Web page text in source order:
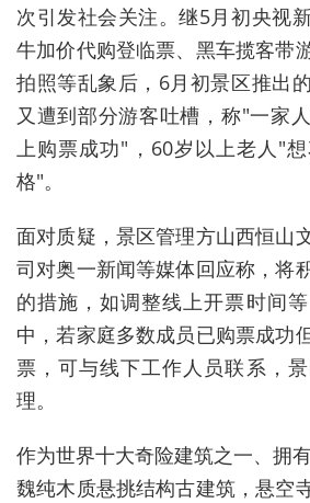
次引发社会关注。继5月初央视
牛加价代购登临票、黑车揽客带
拍照等乱象后，6月初景区推出
又遭到部分游客吐槽，称"一家
上购票成功"，60岁以上老人"
格"。
面对质疑，景区管理方山西恒山
司对奥一新闻等媒体回应称，将
的措施，如调整线上开票时间
中，若家庭多数成员已购票成功
票，可与线下工作人员联系，
理。
作为世界十大奇险建筑之一、拥
魏纯木质悬挑结构古建筑，悬空